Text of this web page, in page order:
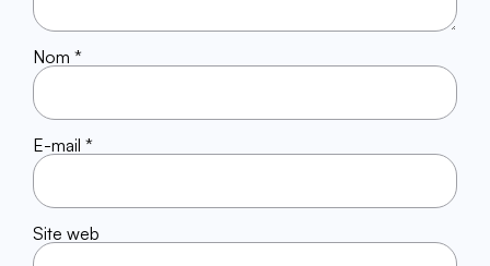
Nom *
E-mail *
Site web